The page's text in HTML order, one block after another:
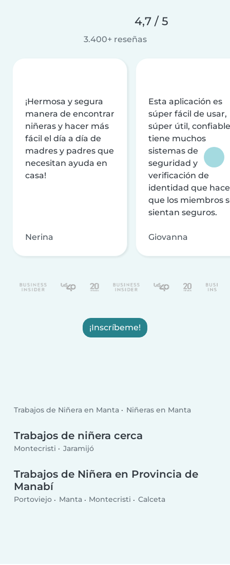
4,7 / 5
3.400+ reseñas
¡Hermosa y segura
manera de encontrar
niñeras y hacer más
fácil el día a día de
madres y padres que
necesitan ayuda en
casa!
Nerina
Esta aplicación es
súper fácil de usar,
súper útil,
tiene muchos
sistemas de
seguridad y
verificación de
identidad que
que los miembros
sientan seguros.
Giovanna
¡Inscríbeme!
Trabajos de Niñera en Manta Niñeras en Manta
Trabajos de niñera cerca
Montecristi Jaramijó
Trabajos de Niñera en Provincia de
Manabí
Portoviejo Manta Montecristi Calceta